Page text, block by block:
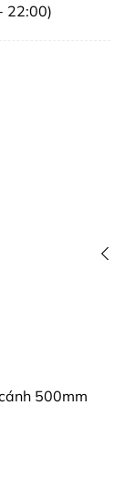
22:00)
500mm